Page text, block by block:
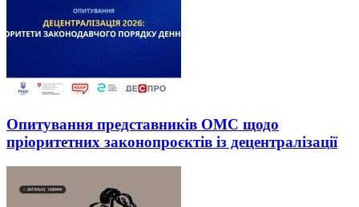
Опитування представників ОМС щодо
пріоритетних законопроєктів із децентралізації